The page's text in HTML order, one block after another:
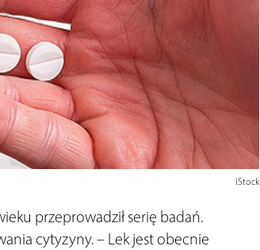
iStock
przeprowadził serię badań.
cytyzyny. – Lek jest obecnie